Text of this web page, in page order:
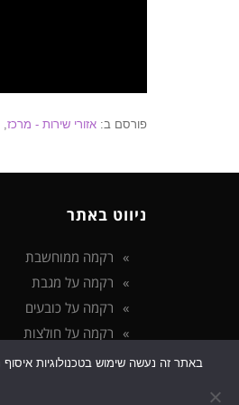
פורסם ב: אזורי שירות - מרכז
ניווט באתר
רקמה ממוחשבת
רקמה על מגבת
רקמה על כובעים
רקמה על חולצות
הצהרת נגישות